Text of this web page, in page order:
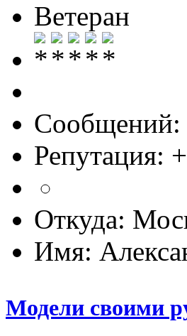
Ветеран
Сообщений:
Репутация:
Откуда:
Имя:
Модели своими